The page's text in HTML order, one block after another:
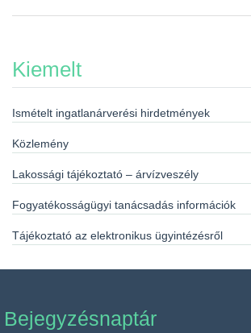
Kiemelt
Ismételt ingatlanárverési hirdetmények
Közlemény
Lakossági tájékoztató – árvízveszély
Fogyatékosságügyi tanácsadás információk
Tájékoztató az elektronikus ügyintézésről
Bejegyzésnaptár